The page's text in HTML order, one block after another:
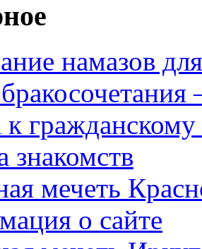
намазов
к гражданскому
знакомств
мечеть
о сайте